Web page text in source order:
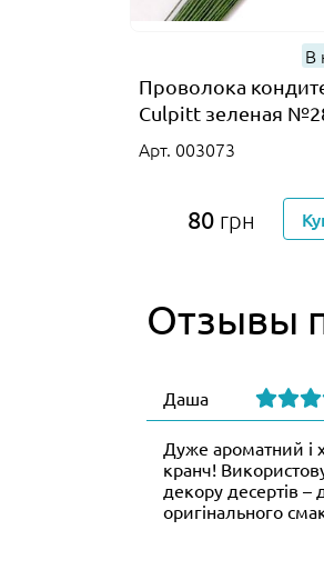
В
Проволока
Culpitt зеленая
Арт. 003073
80 грн
Отзывы
Даша
Дуже ароматний і
кранч!
декору десертів –
оригінального